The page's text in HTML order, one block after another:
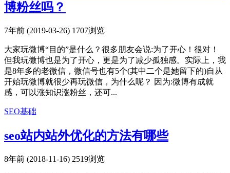
博粉丝吗？
7年前 (2019-03-26) 1707浏览
大家玩微博“目的”是什么？很多朋友会说:为了开心！很对！
但我玩微博也是为了开心，更是为了减少孤独感。实际上，我
是8年多的老微信，微信号也有5个(其中二个是她留下的)自从
开始玩微博就很少再玩微信，为什么呢？ 因为:微博有成就
感，可以涨知识涨粉丝，还可...
SEO基础
seo站内站外优化的方法有哪些
8年前 (2018-11-16) 2519浏览